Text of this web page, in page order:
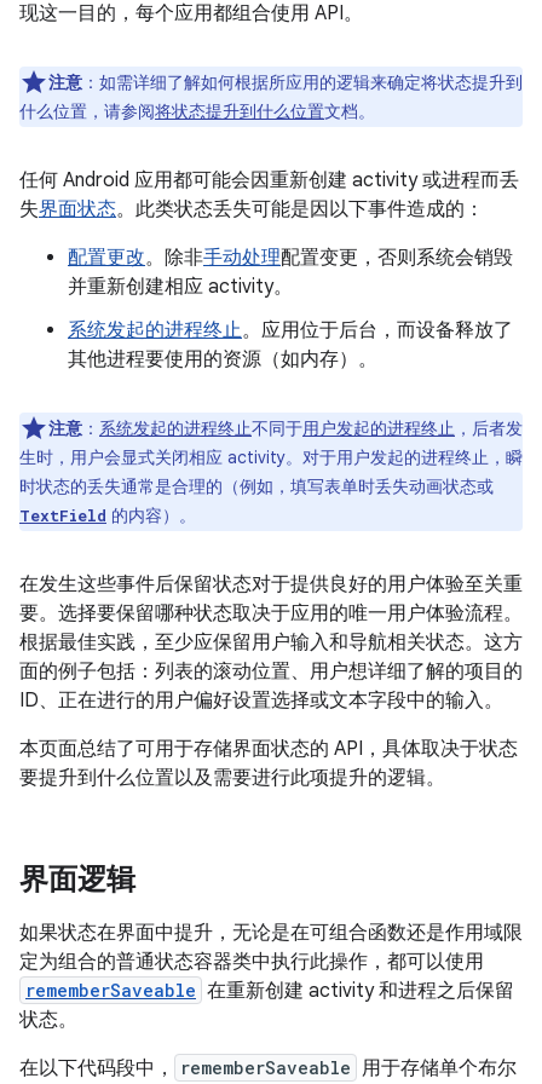
现这一目的，每个应用都组合使用 API。
注意 ： 如需详细了解如何根据所应用的逻辑来确定将状态提升到
什么位置，请参阅将状态提升到什么位置文档。
任何 Android 应用都可能会因重新创建 activity 或进程而丢
失界面状态。此类状态丢失可能是因以下事件造成的：
配置更改。除非手动处理配置变更，否则系统会销毁
并重新创建相应 activity。
系统发起的进程终止。应用位于后台，而设备释放了
其他进程要使用的资源（如内存）。
注意 ： 系统发起的进程终止不同于用户发起的进程终止 ，后者发
生时，用户会显式关闭相应 activity。对于用户发起的进程终止，瞬
时状态的丢失通常是合理的（例如，填写表单时丢失动画状态或
TextField 的内容）。
在发生这些事件后保留状态对于提供良好的用户体验至关重
要。选择要保留哪种状态取决于应用的唯一用户体验流程。
根据最佳实践，至少应保留用户输入和导航相关状态。这方
面的例子包括：列表的滚动位置、用户想详细了解的项目的
ID、正在进行的用户偏好设置选择或文本字段中的输入。
本页面总结了可用于存储界面状态的 API，具体取决于状态
要提升到什么位置以及需要进行此项提升的逻辑。
界面逻辑
如果状态在界面中提升，无论是在可组合函数还是作用域限
定为组合的普通状态容器类中执行此操作，都可以使用
rememberSaveable 在重新创建 activity 和进程之后保留
状态。
在以下代码段中，
rememberSaveable 用于存储单个布尔